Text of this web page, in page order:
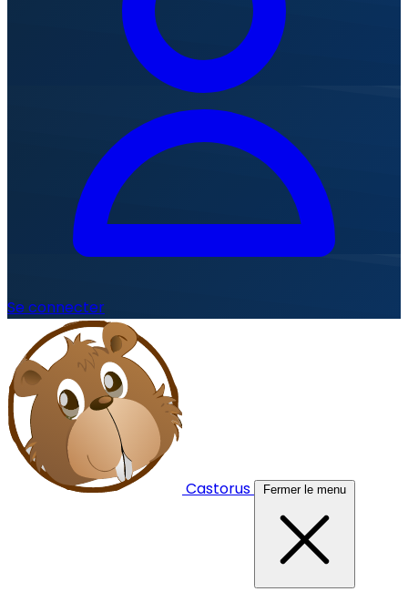
Se connecter
Castorus Fermer le menu